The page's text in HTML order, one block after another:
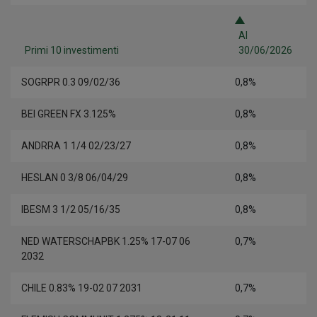
Primi 10 investimenti
Al
30/06/2026
SOGRPR 0.3 09/02/36 0,8%
BEI GREEN FX 3.125% 0,8%
ANDRRA 1 1/4 02/23/27 0,8%
HESLAN 0 3/8 06/04/29 0,8%
IBESM 3 1/2 05/16/35 0,8%
NED WATERSCHAPBK 1.25% 17-07 06
2032
0,7%
CHILE 0.83% 19-02 07 2031 0,7%